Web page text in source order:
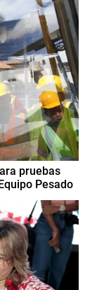
pruebas
Pesado